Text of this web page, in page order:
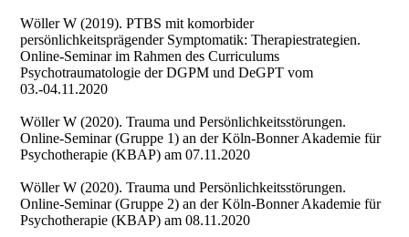
Wöller W (2019). PTBS mit komorbider
persönlichkeitsprägender Symptomatik: Therapiestrategien.
Online-Seminar im Rahmen des Curriculums
Psychotraumatologie der DGPM und DeGPT vom
03.-04.11.2020
Wöller W (2020). Trauma und Persönlichkeitsstörungen.
Online-Seminar (Gruppe 1) an der Köln-Bonner Akademie für
Psychotherapie (KBAP) am 07.11.2020
Wöller W (2020). Trauma und Persönlichkeitsstörungen.
Online-Seminar (Gruppe 2) an der Köln-Bonner Akademie für
Psychotherapie (KBAP) am 08.11.2020